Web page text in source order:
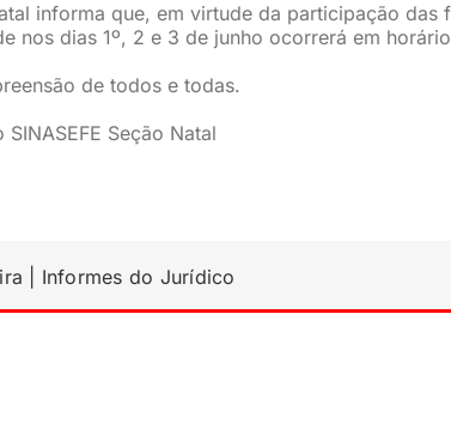
informa que, em virtude da participação
nos dias 1º, 2 e 3 de junho ocorrerá em
de todos e todas.
Seção Natal
| Informes do Jurídico